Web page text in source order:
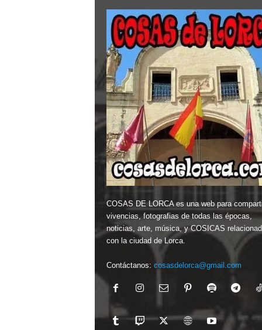
COSAS DE LORCA es una web para
vivencias, fotografias de todas las épocas,
noticias, arte, música, y COSICAS
con la ciudad de Lorca.
Contáctanos: cosasdelorca@gmail.com